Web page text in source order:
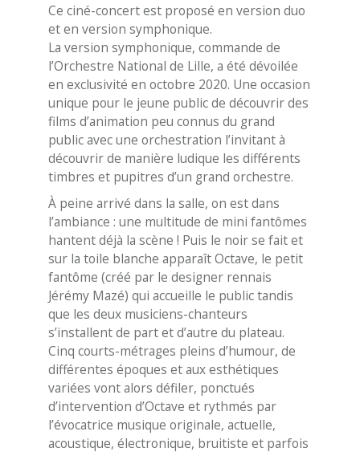
Ce ciné-concert est proposé en version duo
et en version symphonique.
La version symphonique, commande de
l’Orchestre National de Lille, a été dévoilée
en exclusivité en octobre 2020. Une occasion
unique pour le jeune public de découvrir des
films d’animation peu connus du grand
public avec une orchestration l’invitant à
découvrir de manière ludique les différents
timbres et pupitres d’un grand orchestre.
À peine arrivé dans la salle, on est dans
l’ambiance : une multitude de mini fantômes
hantent déjà la scène ! Puis le noir se fait et
sur la toile blanche apparaît Octave, le petit
fantôme (créé par le designer rennais
Jérémy Mazé) qui accueille le public tandis
que les deux musiciens-chanteurs
s’installent de part et d’autre du plateau.
Cinq courts-métrages pleins d’humour, de
différentes époques et aux esthétiques
variées vont alors défiler, ponctués
d’intervention d’Octave et rythmés par
l’évocatrice musique originale, actuelle,
acoustique, électronique, bruitiste et parfois